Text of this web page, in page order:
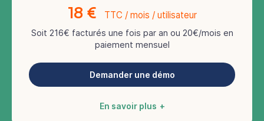
18 € TTC / mois / utilisateur
Soit 216€ facturés une fois par an ou 20€/mois en
paiement mensuel
Demander une démo
En savoir plus